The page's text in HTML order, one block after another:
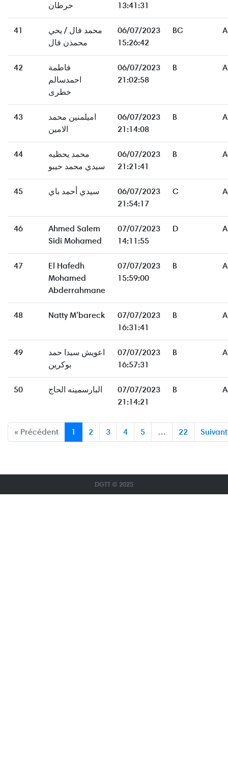
حرطان
13:41:31
41
محمد فال / يحي
محمذن فال
06/07/2023
15:26:42
BC
42
فاطمة
احمدسالم
خطرى
06/07/2023
21:02:58
B
43
اميلمنين محمد
الامين
06/07/2023
21:14:08
B
44
محمد يحظيه
سيدي محمد حيبو
06/07/2023
21:21:41
B
45 سيدي أحمد باي
06/07/2023
21:54:17
C
46
Ahmed Salem
Sidi Mohamed
07/07/2023
14:11:55
D
47
El Hafedh
Mohamed
Abderrahmane
07/07/2023
15:59:00
B
48 Natty M’bareck
07/07/2023
16:31:41
B
49
اعويش سيدا حمد
بوكرين
07/07/2023
16:57:31
B
50 البارسمينه الحاج
07/07/2023
21:14:21
B
« Précédent 1 2 3 4 5 … 22
DGTT © 2025